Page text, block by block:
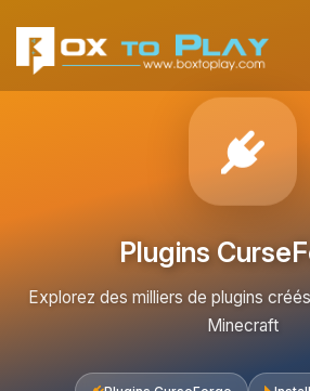
Plugins
Explorez des milliers de plugins
Minecraft